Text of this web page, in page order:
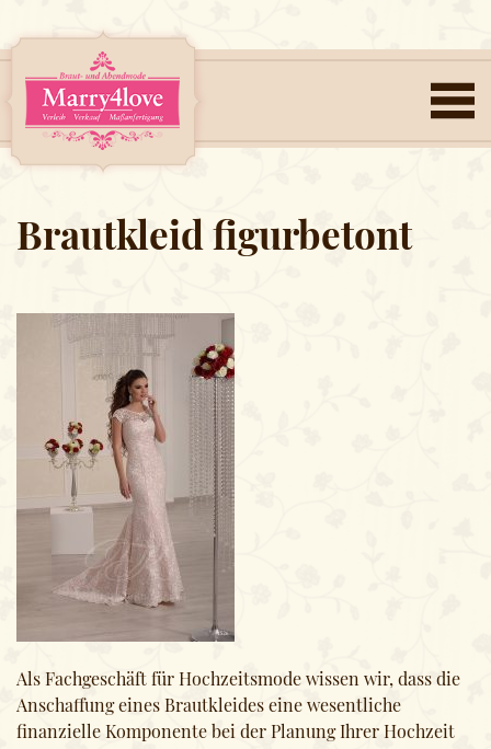
Brautkleid figurbetont
Als Fachgeschäft für Hochzeitsmode wissen wir, dass die
Anschaffung eines Brautkleides eine wesentliche
finanzielle Komponente bei der Planung Ihrer Hochzeit